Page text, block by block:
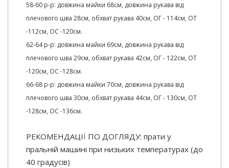
58-60 р-р: довжина майки 68см, довжина рукава від
плечового шва 28см, обхват рукава 40см, ОГ - 114см, ОТ
-112см, ОС -120см.
62-64 р-р: довжина майки 69см, довжина рукава від
плечового шва 29см, обхват рукава 42см, ОГ - 122см, ОТ
-120см, ОС -128см.
66-68 р-р: довжина майки 70см, довжина рукава від
плечового шва 30см, обхват рукава 44см, ОГ - 130см, ОТ
-128см, ОС -136см.
РЕКОМЕНДАЦІЇ ПО ДОГЛЯДУ: прати у
пральній машині при низьких температурах (до
40 градусів)